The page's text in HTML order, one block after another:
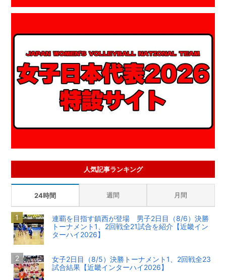
人気記事ランキング
24時間 週間 月間
連覇を目指す鎮西が登場 男子2日目（8/6）決勝
トーナメント1、2回戦全21試合を紹介【近畿イン
ターハイ2026】
女子2日目（8/5）決勝トーナメント1、2回戦全23
試合結果【近畿インターハイ2026】